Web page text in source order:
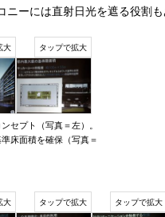
ニーには直射日光を遮る役割も
セプト（写真＝左）。
床面積を確保（写真＝